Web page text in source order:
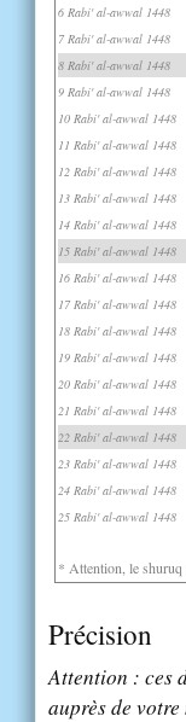
6 Rabi' al-awwal 1448
7 Rabi' al-awwal 1448
8 Rabi' al-awwal 1448
9 Rabi' al-awwal 1448
10 Rabi' al-awwal 1448
11 Rabi' al-awwal 1448
12 Rabi' al-awwal 1448
13 Rabi' al-awwal 1448
14 Rabi' al-awwal 1448
15 Rabi' al-awwal 1448
16 Rabi' al-awwal 1448
17 Rabi' al-awwal 1448
18 Rabi' al-awwal 1448
19 Rabi' al-awwal 1448
20 Rabi' al-awwal 1448
21 Rabi' al-awwal 1448
22 Rabi' al-awwal 1448
23 Rabi' al-awwal 1448
24 Rabi' al-awwal 1448
25 Rabi' al-awwal 1448
* Attention, le shuruq
Précision
Attention : ces
auprès de